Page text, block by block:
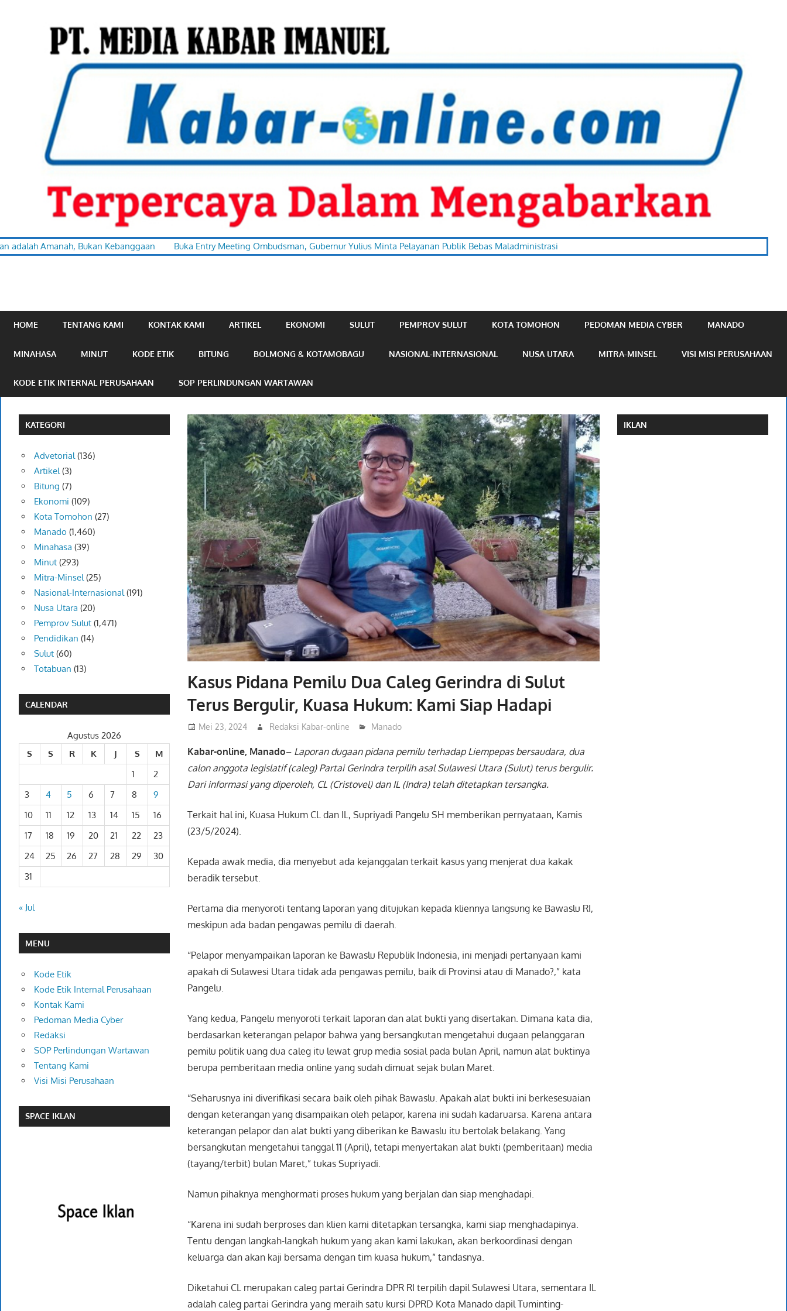
kabar-
terpercaya
dalam
Bukan Kebanggaan Buka Entry Meeting Ombudsman, Gubernur Yulius Minta Pelayanan Publik Bebas Maladministrasi
HOME TENTANG KAMI KONTAK KAMI ARTIKEL EKONOMI SULUT PEMPROV SULUT KOTA TOMOHON PEDOMAN MEDIA CYBER MANADO
MINAHASA MINUT KODE ETIK BITUNG BOLMONG & KOTAMOBAGU NASIONAL-INTERNASIONAL NUSA UTARA MITRA-MINSEL VISI MISI PERUSAHAAN
KODE ETIK INTERNAL PERUSAHAAN SOP PERLINDUNGAN WARTAWAN
Kasus Pidana Pemilu Dua Caleg Gerindra di Sulut
Terus Bergulir, Kuasa Hukum: Kami Siap Hadapi
Mei 23, 2024 Redaksi Kabar-online Manado
Kabar-online, Manado– Laporan dugaan pidana pemilu terhadap Liempepas bersaudara, dua
calon anggota legislatif (caleg) Partai Gerindra terpilih asal Sulawesi Utara (Sulut) terus bergulir.
Dari informasi yang diperoleh, CL (Cristovel) dan IL (Indra) telah ditetapkan tersangka.
Terkait hal ini, Kuasa Hukum CL dan IL, Supriyadi Pangelu SH memberikan pernyataan, Kamis
(23/5/2024).
Kepada awak media, dia menyebut ada kejanggalan terkait kasus yang menjerat dua kakak
beradik tersebut.
Pertama dia menyoroti tentang laporan yang ditujukan kepada kliennya langsung ke Bawaslu RI,
meskipun ada badan pengawas pemilu di daerah.
“Pelapor menyampaikan laporan ke Bawaslu Republik Indonesia, ini menjadi pertanyaan kami
apakah di Sulawesi Utara tidak ada pengawas pemilu, baik di Provinsi atau di Manado?,” kata
Pangelu.
Yang kedua, Pangelu menyoroti terkait laporan dan alat bukti yang disertakan. Dimana kata dia,
berdasarkan keterangan pelapor bahwa yang bersangkutan mengetahui dugaan pelanggaran
pemilu politik uang dua caleg itu lewat grup media sosial pada bulan April, namun alat buktinya
berupa pemberitaan media online yang sudah dimuat sejak bulan Maret.
“Seharusnya ini diverifikasi secara baik oleh pihak Bawaslu. Apakah alat bukti ini berkesesuaian
dengan keterangan yang disampaikan oleh pelapor, karena ini sudah kadaruarsa. Karena antara
keterangan pelapor dan alat bukti yang diberikan ke Bawaslu itu bertolak belakang. Yang
bersangkutan mengetahui tanggal 11 (April), tetapi menyertakan alat bukti (pemberitaan) media
(tayang/terbit) bulan Maret,” tukas Supriyadi.
Namun pihaknya menghormati proses hukum yang berjalan dan siap menghadapi.
“Karena ini sudah berproses dan klien kami ditetapkan tersangka, kami siap menghadapinya.
Tentu dengan langkah-langkah hukum yang akan kami lakukan, akan berkoordinasi dengan
keluarga dan akan kaji bersama dengan tim kuasa hukum,” tandasnya.
Diketahui CL merupakan caleg partai Gerindra DPR RI terpilih dapil Sulawesi Utara, sementara IL
adalah caleg partai Gerindra yang meraih satu kursi DPRD Kota Manado dapil Tuminting-
KATEGORI
Advetorial(136)
Artikel(3)
Bitung (7)
Ekonomi (109)
Kota Tomohon (27)
Manado (1,460)
Minahasa (39)
Minut(293)
Mitra-Minsel(25)
Nasional-Internasional(191)
Nusa Utara (20)
Pemprov Sulut(1,471)
Pendidikan (14)
Sulut(60)
Totabuan (13)
CALENDAR
Agustus 2026
S
S R K J S
M
1
2
3
4 5 6 7 8
9
10
11 12 13 14 15
16
17
18 19 20 21 22
23
24
25 26 27 28 29
30
31
« Jul
MENU
Kode Etik
Kode Etik Internal Perusahaan
Kontak Kami
Pedoman Media Cyber
Redaksi
SOP Perlindungan Wartawan
Tentang Kami
Visi Misi Perusahaan
SPACE IKLAN
IKLAN